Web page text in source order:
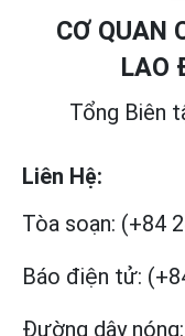
CƠ QUAN
LAO
Tổng Biên
Liên Hệ:
Tòa soạn: (+84
Báo điện tử:
Đường dây nóng: